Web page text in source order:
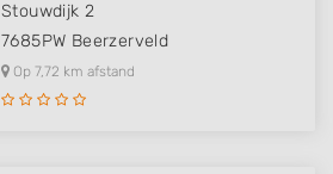
Stouwdijk 2
7685PW Beerzerveld
Op 7,72 km afstand